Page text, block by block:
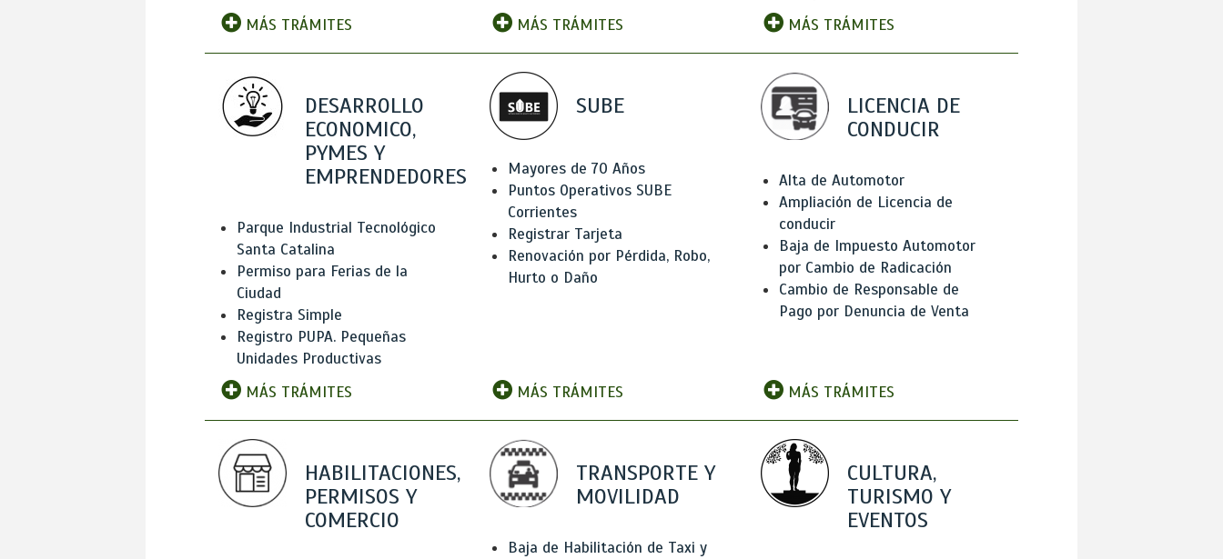
MÁS TRÁMITES MÁS TRÁMITES
MÁS TRÁMITES
DESARROLLO
ECONOMICO,
PYMES Y
EMPRENDEDORES
Parque Industrial Tecnológico
Santa Catalina
Permiso para Ferias de la
Ciudad
Registra Simple
Registro PUPA. Pequeñas
Unidades Productivas
MÁS TRÁMITES
SUBE
Mayores de 70 Años
Puntos Operativos SUBE
Corrientes
Registrar Tarjeta
Renovación por Pérdida, Robo,
Hurto o Daño
MÁS TRÁMITES
LICENCIA DE
CONDUCIR
Alta de Automotor
Ampliación de Licencia de
conducir
Baja de Impuesto Automotor
por Cambio de Radicación
Cambio de Responsable de
Pago por Denuncia de Venta
MÁS TRÁMITES
HABILITACIONES,
PERMISOS Y
COMERCIO
TRANSPORTE Y
MOVILIDAD
Baja de Habilitación de Taxi y
CULTURA,
TURISMO Y
EVENTOS